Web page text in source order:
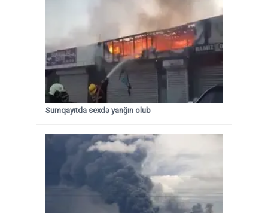
Sumqayıtda sexdə yanğın olub